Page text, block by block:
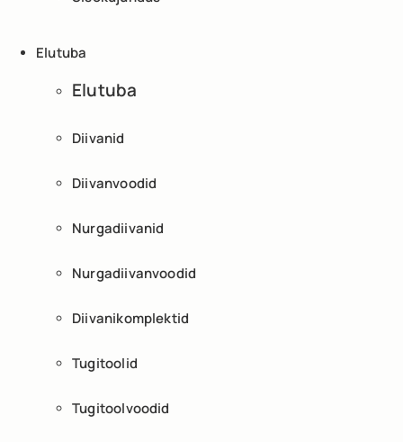
Elutuba
Elutuba
Diivanid
Diivanvoodid
Nurgadiivanid
Nurgadiivanvoodid
Diivanikomplektid
Tugitoolid
Tugitoolvoodid